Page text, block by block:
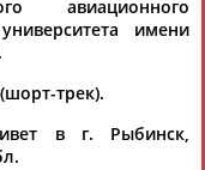
Юлия
АБАЛАКИНА
авиационного
имени
трек).
в г. Рыбинск,